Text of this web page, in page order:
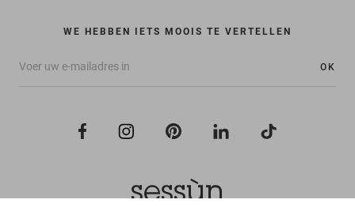
WE HEBBEN IETS MOOIS TE VERTELLEN
OK